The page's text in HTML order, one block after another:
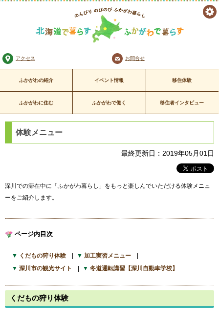
北海道で暮らす ふかがわで暮
らす
のんびり のびのび
アクセス お問合せ
ふかがわの紹介 イベント情報 移住体験
ふかがわに住む ふかがわで働く 移住者インタビュー
体験メニュー
最終更新日：2019年05月01日
深川での滞在中に「ふかがわ暮らし」をもっと楽しんでいただける体験メニュ
ーをご紹介します。
ページ内目次
くだもの狩り体験
加工実習メニュー
深川市の観光サイト
冬道運転講習【深川自動車学校】
くだもの狩り体験